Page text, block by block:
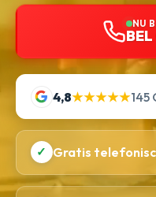
NU
4,8★★★★★145
✓ Gratis